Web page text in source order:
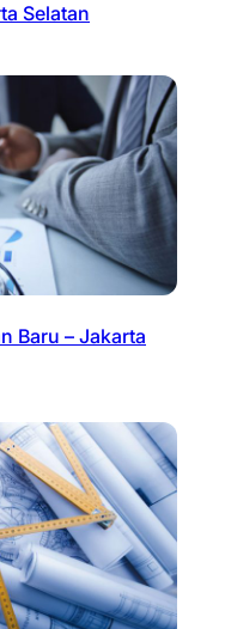
Selatan
Baru – Jakarta